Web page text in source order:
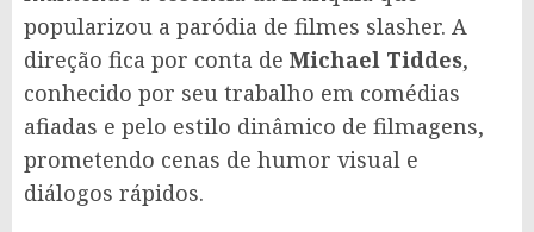
popularizou a paródia de filmes slasher. A
direção fica por conta de Michael Tiddes,
conhecido por seu trabalho em comédias
afiadas e pelo estilo dinâmico de filmagens,
prometendo cenas de humor visual e
diálogos rápidos.